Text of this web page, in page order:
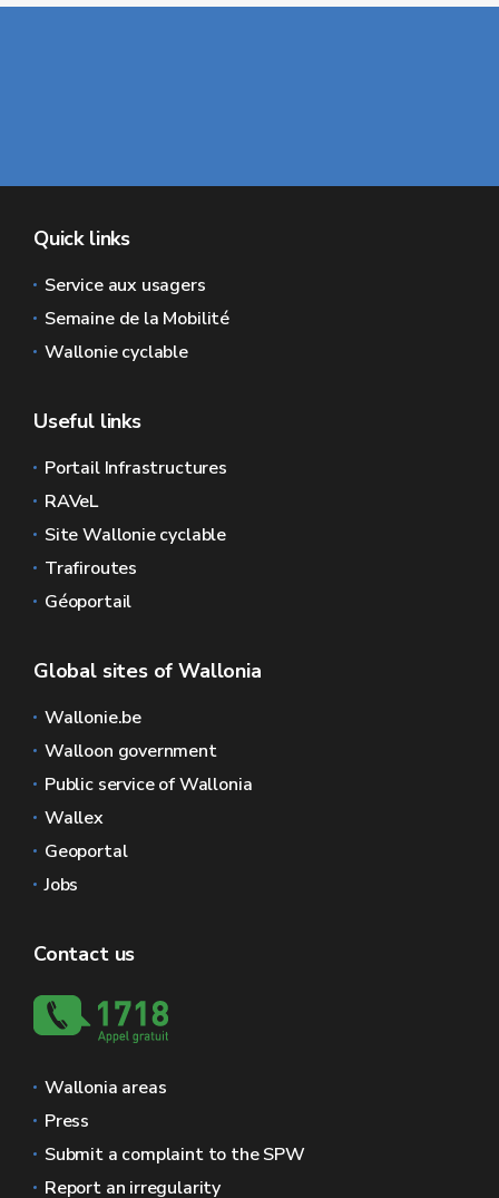
Quick links
Service aux usagers
Semaine de la Mobilité
Wallonie cyclable
Useful links
Portail Infrastructures
RAVeL
Site Wallonie cyclable
Trafiroutes
Géoportail
Global sites of Wallonia
Wallonie.be
Walloon government
Public service of Wallonia
Wallex
Geoportal
Jobs
Contact us
Wallonia areas
Press
Submit a complaint to the SPW
Report an irregularity